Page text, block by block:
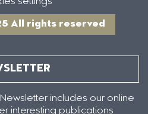
All rights reserved
includes our online
interesting publications